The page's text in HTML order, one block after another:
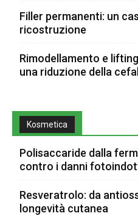
Filler permanenti: un
ricostruzione
Rimodellamento e
una riduzione della
Kosmetica
Polisaccaride dalla
contro i danni
Resveratrolo: da
longevità cutanea